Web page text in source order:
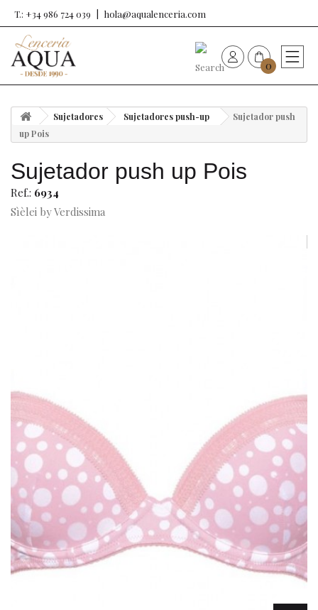
T.: +34 986 724 039 hola@aqualenceria.com
0
Sujetadores
Bragas
Ortopedia
Outlet
Sujetadores Sujetadores push-up
Sujetador push
up Pois
Sujetador push up Pois
Ref.: 6934
Sìèlei by Verdissima